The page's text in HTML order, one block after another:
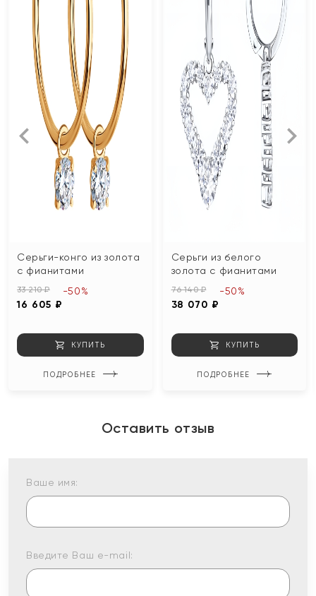
Серьги-конго из золота
с фианитами
33 210 ₽
16 605 ₽
-50%
КУПИТЬ
ПОДРОБНЕЕ
Серьги из белого
золота с фианитами
76 140 ₽
38 070 ₽
-50%
КУПИТЬ
ПОДРОБНЕЕ
Оставить отзыв
Ваше имя:
Введите Ваш e-mail: